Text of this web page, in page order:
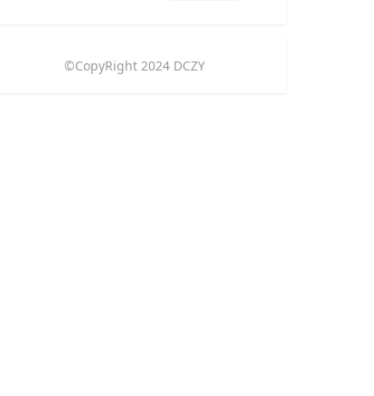
©CopyRight 2024 DCZY